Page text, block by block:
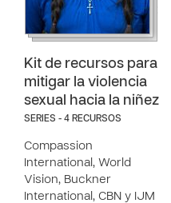
Kit de recursos para
mitigar la violencia
sexual hacia la niñez
SERIES - 4 RECURSOS
Compassion
International, World
Vision, Buckner
International, CBN y IJM